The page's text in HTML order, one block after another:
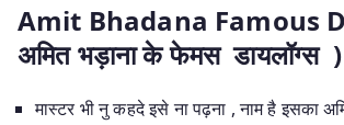
Amit Bhadana Famous
अमित भड़ाना के फेमस डायलॉग्स )
मास्टर भी नु कहदे इसे ना पढ़ना , नाम है इसका